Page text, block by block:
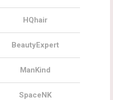
HQhair
BeautyExpert
ManKind
SpaceNK